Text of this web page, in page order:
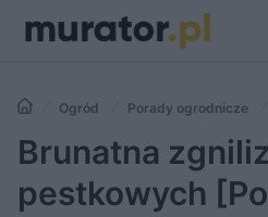
Ogród Porady ogrodnicze
pestkowych [Porada eksperta]
Brunatna
pestkowych